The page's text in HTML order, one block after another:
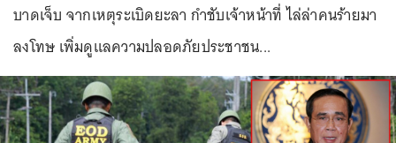
บาดเจ็บ จากเหตุระเบิดยะลา กำชับเจ้าหน้าที่ ไล่ล่าคนร้ายมา
ลงโทษ เพิ่มดูแลความปลอดภัยประชาชน...